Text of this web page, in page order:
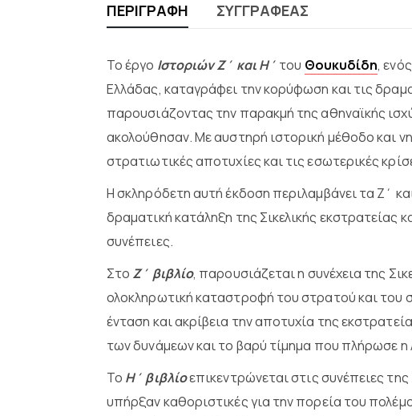
ΠΕΡΙΓΡΑΦΉ ΣΥΓΓΡΑΦΈΑΣ
Το έργο Ιστοριών Ζ΄ και Η΄ του Θουκυδίδη,
Ελλάδας, καταγράφει την κορύφωση και τις
παρουσιάζοντας την παρακμή της αθηναϊκής
ακολούθησαν. Με αυστηρή ιστορική μέθοδο και
στρατιωτικές αποτυχίες και τις εσωτερικές
Η σκληρόδετη αυτή έκδοση περιλαμβάνει τα Ζ΄
δραματική κατάληξη της Σικελικής εκστρατείας
συνέπειες.
Στο Ζ΄ βιβλίο, παρουσιάζεται η συνέχεια της
ολοκληρωτική καταστροφή του στρατού και του
ένταση και ακρίβεια την αποτυχία της
των δυνάμεων και το βαρύ τίμημα που πλήρωσε
Το Η΄ βιβλίοεπικεντρώνεται στις συνέπειες
υπήρξαν καθοριστικές για την πορεία του